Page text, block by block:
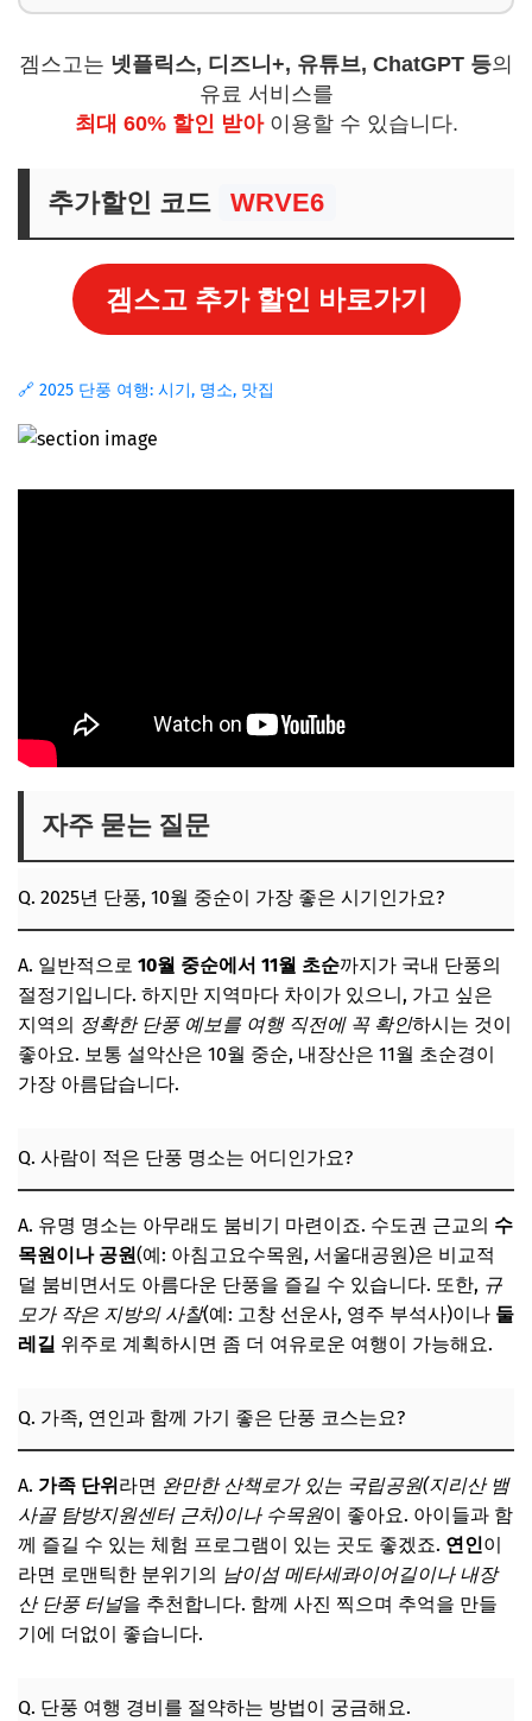
겜스고는 넷플릭스, 디즈니+, 유튜브, ChatGPT 등의
유료 서비스를
최대 60% 할인 받아이용할 수 있습니다.
추가할인 코드 WRVE6
겜스고 추가 할인 바로가기
🔗 2025 단풍 여행: 시기, 명소, 맛집
자주 묻는 질문
Q. 2025년 단풍, 10월 중순이 가장 좋은 시기인가요?
A. 일반적으로 10월 중순에서 11월 초순까지가 국내 단풍의
절정기입니다. 하지만 지역마다 차이가 있으니, 가고 싶은
지역의 정확한 단풍 예보를 여행 직전에 꼭 확인하시는 것이
좋아요. 보통 설악산은 10월 중순, 내장산은 11월 초순경이
가장 아름답습니다.
Q. 사람이 적은 단풍 명소는 어디인가요?
A. 유명 명소는 아무래도 붐비기 마련이죠. 수도권 근교의 수
목원이나 공원(예: 아침고요수목원, 서울대공원)은 비교적
덜 붐비면서도 아름다운 단풍을 즐길 수 있습니다. 또한, 규
모가 작은 지방의 사찰(예: 고창 선운사, 영주 부석사)이나 둘
레길 위주로 계획하시면 좀 더 여유로운 여행이 가능해요.
Q. 가족, 연인과 함께 가기 좋은 단풍 코스는요?
A. 가족 단위 라면 완만한 산책로가 있는 국립공원(지리산 뱀
사골 탐방지원센터 근처)이나 수목원이 좋아요. 아이들과 함
께 즐길 수 있는 체험 프로그램이 있는 곳도 좋겠죠. 연인이
라면 로맨틱한 분위기의 남이섬 메타세콰이어길이나 내장
산 단풍 터널을 추천합니다. 함께 사진 찍으며 추억을 만들
기에 더없이 좋습니다.
Q. 단풍 여행 경비를 절약하는 방법이 궁금해요.